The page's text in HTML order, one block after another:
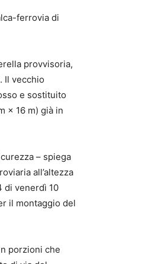
ferrovia di
provvisoria,
Il vecchio
e sostituito
× 16 m) già in
– spiega
all’altezza
di venerdì 10
il montaggio del
porzioni che